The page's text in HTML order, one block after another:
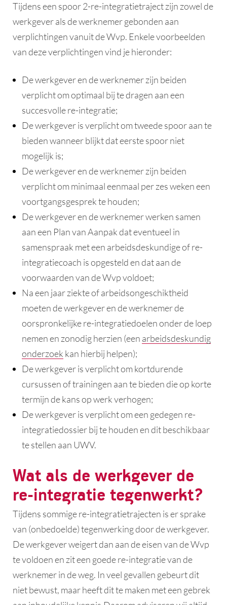
Tijdens een spoor 2-re-integratietraject zijn zowel de
werkgever als de werknemer gebonden aan
verplichtingen vanuit de Wvp. Enkele voorbeelden
van deze verplichtingen vind je hieronder:
De werkgever en de werknemer zijn beiden
verplicht om optimaal bij te dragen aan een
succesvolle re-integratie;
De werkgever is verplicht om tweede spoor aan te
bieden wanneer blijkt dat eerste spoor niet
mogelijk is;
De werkgever en de werknemer zijn beiden
verplicht om minimaal eenmaal per zes weken een
voortgangsgesprek te houden;
De werkgever en de werknemer werken samen
aan een Plan van Aanpak dat eventueel in
samenspraak met een arbeidsdeskundige of re-
integratiecoach is opgesteld en dat aan de
voorwaarden van de Wvp voldoet;
Na een jaar ziekte of arbeidsongeschiktheid
moeten de werkgever en de werknemer de
oorspronkelijke re-integratiedoelen onder de loep
nemen en zonodig herzien (een arbeidsdeskundig
onderzoek kan hierbij helpen);
De werkgever is verplicht om kortdurende
cursussen of trainingen aan te bieden die op korte
termijn de kans op werk verhogen;
De werkgever is verplicht om een gedegen re-
integratiedossier bij te houden en dit beschikbaar
te stellen aan UWV.
Wat als de werkgever de
re-integratie tegenwerkt?
Tijdens sommige re-integratietrajecten is er sprake
van (onbedoelde) tegenwerking door de werkgever.
De werkgever weigert dan aan de eisen van de Wvp
te voldoen en zit een goede re-integratie van de
werknemer in de weg. In veel gevallen gebeurt dit
niet bewust, maar heeft dit te maken met een gebrek